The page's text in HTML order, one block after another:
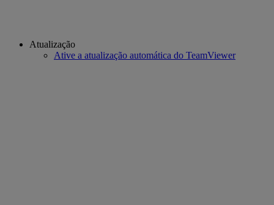
Atualização
Ative a atualização automática do TeamViewer